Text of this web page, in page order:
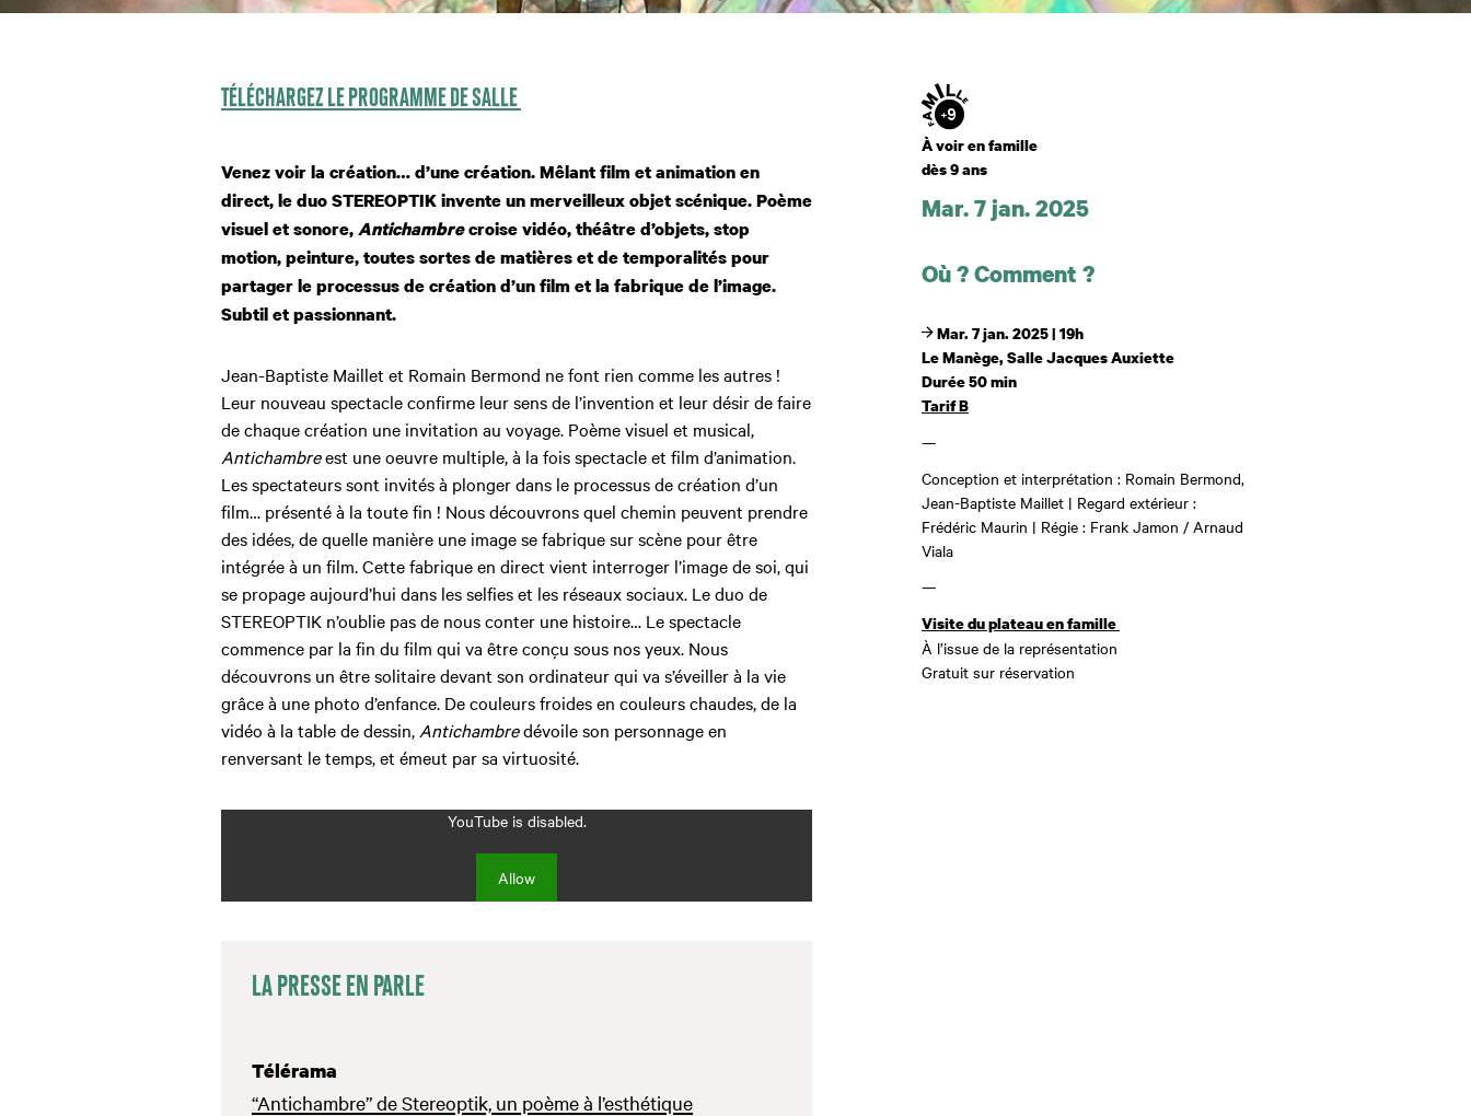
TÉLÉCHARGEZ LE PROGRAMME DE SALLE
Venez voir la création… d’une création. Mêlant film et animation en
direct, le duo STEREOPTIK invente un merveilleux objet scénique. Poème
visuel et sonore,Antichambrecroise vidéo, théâtre d’objets, stop
motion, peinture, toutes sortes de matières et de temporalités pour
partagerle processus de création d’un film et la fabrique de l’image.
Subtil et passionnant.
Jean-Baptiste Maillet et Romain Bermond ne font rien comme les autres !
Leur nouveau spectacle confirme leur sens de l’invention et leur désir de faire
de chaque création une invitation au voyage. Poème visuel et musical,
Antichambreest une oeuvre multiple, à la fois spectacle et film d’animation.
Les spectateurs sont invités à plonger dans le processus de création d’un
film… présenté à la toute fin ! Nous découvrons quel chemin peuvent prendre
des idées, de quelle manière une image se fabrique sur scène pour être
intégrée à un film. Cette fabrique en direct vient interroger l’image de soi, qui
se propage aujourd’hui dans les selfies et les réseaux sociaux. Le duo de
STEREOPTIK n’oublie pas de nous conter une histoire… Le spectacle
commence par la fin du film qui va être conçu sous nos yeux. Nous
découvrons un être solitaire devant son ordinateur qui va s’éveiller à la vie
grâce à une photo d’enfance. De couleurs froides en couleurs chaudes, de la
vidéo à la table de dessin, Antichambredévoile son personnage en
renversant le temps, et émeut par sa virtuosité.
YouTube is disabled.
Allow
LA PRESSE EN PARLE
Télérama
“Antichambre” de Stereoptik, un poème à l’esthétique
Âge
À voir en famille
dès 9 ans
Mar. 7 jan. 2025
Où ? Comment ?
Mar. 7 jan. 2025 | 19h
Le Manège, Salle Jacques Auxiette
Durée 50 min
Tarif B
—
Conception et interprétation : Romain Bermond,
Jean-Baptiste Maillet | Regard extérieur :
Frédéric Maurin | Régie : Frank Jamon / Arnaud
Viala
—
Visite du plateau en famille
À l’issue de la représentation
Gratuit sur réservation